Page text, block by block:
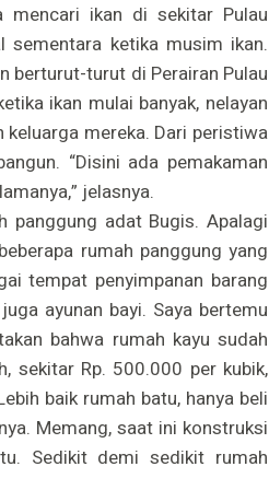
mencari ikan di sekitar Pulau
sementara ketika musim ikan.
berturut-turut di Perairan Pulau
ikan mulai banyak, nelayan
mereka. Dari peristiwa
“Disini ada pemakaman
jelasnya.
panggung adat Bugis. Apalagi
rumah panggung yang
tempat penyimpanan barang
ayunan bayi. Saya bertemu
bahwa rumah kayu sudah
sekitar Rp. 500.000 per kubik,
baik rumah batu, hanya beli
Memang, saat ini konstruksi
Sedikit demi sedikit rumah